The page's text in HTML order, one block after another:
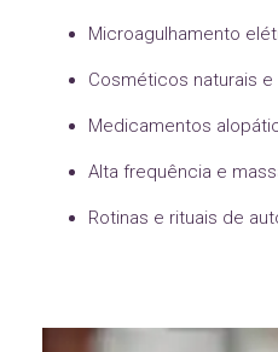
Microagulhamento
Cosméticos naturais
Medicamentos
Alta frequência e
Rotinas e rituais de